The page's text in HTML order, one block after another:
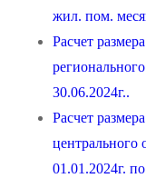
жил. пом.
Расчет
30.06.2024г..
Расчет
01.01.2024г.